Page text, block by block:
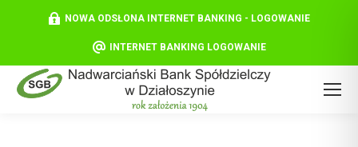
NOWA ODSŁONA INTERNET BANKING - LOGOWANIE
INTERNET BANKING LOGOWANIE